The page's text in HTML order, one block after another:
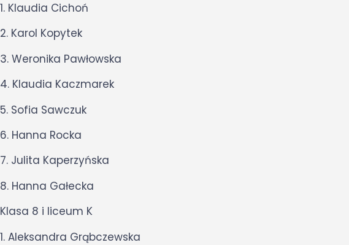
1. Klaudia Cichoń
2. Karol Kopytek
3. Weronika Pawłowska
4. Klaudia Kaczmarek
5. Sofia Sawczuk
6. Hanna Rocka
7. Julita Kaperzyńska
8. Hanna Gałecka
Klasa 8 i liceum K
1. Aleksandra Grąbczewska